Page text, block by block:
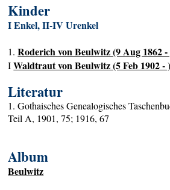
Kinder
I Enkel, II-IV Urenkel
1.Roderich von Beulwitz (9 Aug 1862 -
IWaldtraut von Beulwitz (5 Feb 1902 - )
Literatur
1. Gothaisches Genealogisches
Teil A, 1901, 75; 1916, 67
Album
Beulwitz